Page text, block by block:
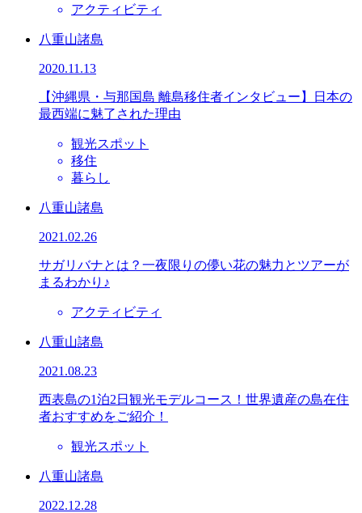
アクティビティ
八重山諸島
2020.11.13
【沖縄県・与那国島 離島移住者インタビュー】日本の
最西端に魅了された理由
観光スポット
移住
暮らし
八重山諸島
2021.02.26
サガリバナとは？一夜限りの儚い花の魅力とツアーが
まるわかり♪
アクティビティ
八重山諸島
2021.08.23
西表島の1泊2日観光モデルコース！世界遺産の島在住
者おすすめをご紹介！
観光スポット
八重山諸島
2022.12.28